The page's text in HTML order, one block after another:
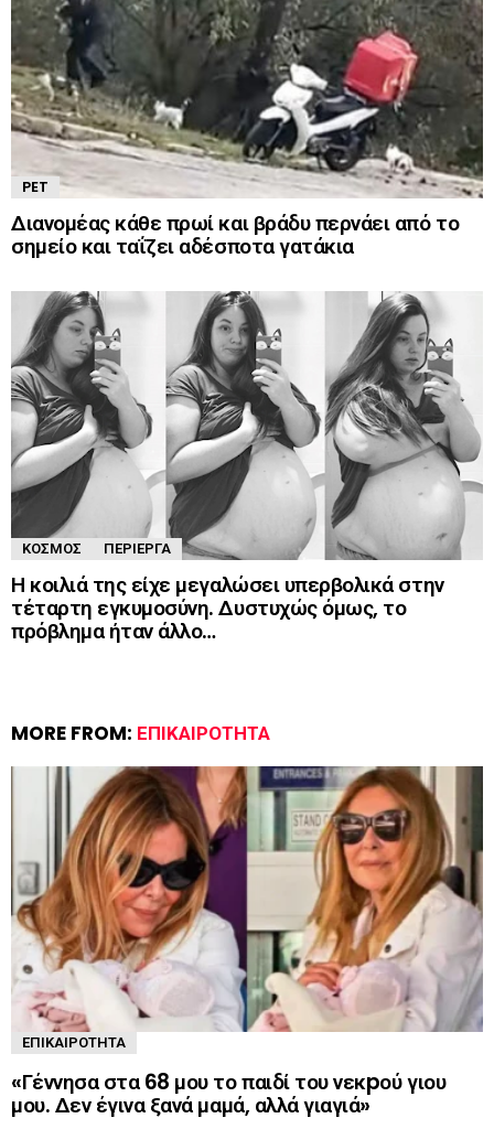
PET
Διανομέας κάθε πρωί και βράδυ περνάει από το
σημείο και ταΐζει αδέσποτα γατάκια
ΚΌΣΜΟΣ ΠΕΡΊΕΡΓΑ
Η κοιλιά της είχε μεγαλώσει υπερβολικά στην
τέταρτη εγκυμοσύνη. Δυστυχώς όμως, το
πρόβλημα ήταν άλλο…
MORE FROM: ΕΠΙΚΑΙΡΌΤΗΤΑ
ΕΠΙΚΑΙΡΌΤΗΤΑ
«Γέννησα στα 68 μου το παιδί του νεκpού γιου
μου. Δεν έγινα ξανά μαμά, αλλά γιαγιά»